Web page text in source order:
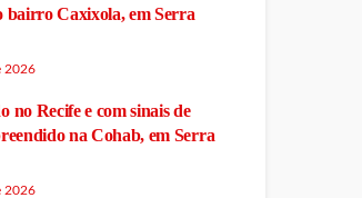
bairro Caxixola, em Serra
2026
no Recife e com sinais de
na Cohab, em Serra
2026